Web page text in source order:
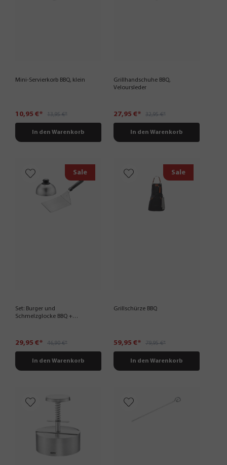
Mini-Servierkorb BBQ, klein
10,95 €* 13,95 €*
In den Warenkorb
Grillhandschuhe BBQ,
Veloursleder
27,95 €* 32,95 €*
In den Warenkorb
Sale
Set: Burger und
Schmelzglocke BBQ +
29,95 €* 46,90 €*
In den Warenkorb
Sale
Grillschürze BBQ
59,95 €* 79,95 €*
In den Warenkorb